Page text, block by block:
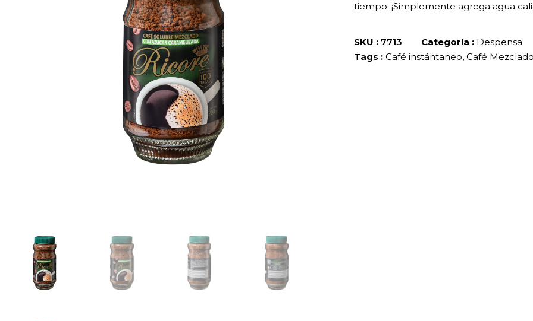
tiempo. ¡Simplemente agrega agua
SKU : 7713 Categoría : Despensa
Tags : Café instántaneo, Café Mezclado